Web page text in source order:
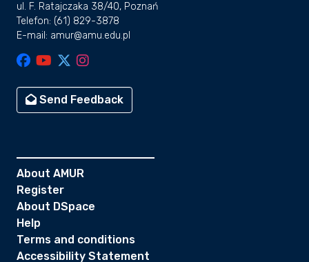
ul. F. Ratajczaka 38/40, Poznań
Telefon: (61) 829-3878
E-mail: amur@amu.edu.pl
Send Feedback
About AMUR
Register
About DSpace
Help
Terms and conditions
Accessibility Statement